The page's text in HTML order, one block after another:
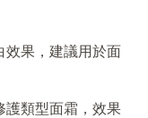
效果，建議用於面
護類型面霜，效果